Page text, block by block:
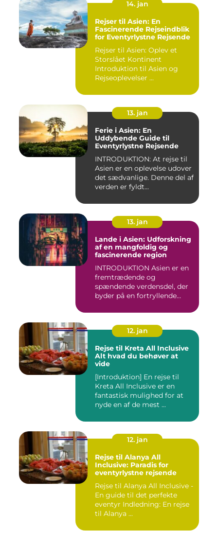
14. jan
Rejser til Asien: En
Fascinerende Rejseindblik
for Eventyrlystne Rejsende
Rejser til Asien: Oplev et
Storslået Kontinent
Introduktion til Asien og
Rejseoplevelser ...
13. jan
Ferie i Asien: En
Uddybende Guide til
Eventyrlystne Rejsende
INTRODUKTION: At rejse til
Asien er en oplevelse udover
det sædvanlige. Denne del af
verden er fyldt...
13. jan
Lande i Asien: Udforskning
af en mangfoldig og
fascinerende region
INTRODUKTION Asien er en
fremtrædende og
spændende verdensdel, der
byder på en fortryllende
12. jan
Rejse til Kreta All Inclusive
Alt hvad du behøver at
vide
[Introduktion] En rejse til
Kreta All Inclusive er en
fantastisk mulighed for at
nyde en af de mest ...
12. jan
Rejse til Alanya All
Inclusive: Paradis for
eventyrlystne rejsende
Rejse til Alanya All Inclusive -
En guide til det perfekte
eventyr Indledning: En rejse
til Alanya ...